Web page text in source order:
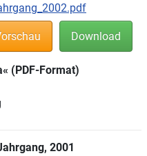
Download
(PDF-Format)
2001